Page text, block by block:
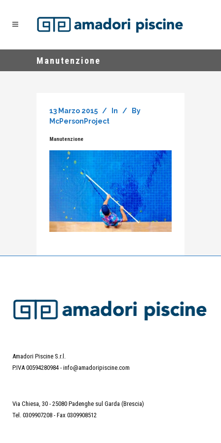
Manutenzione
13 Marzo 2015 In
By
McPersonProject
Manutenzione
Amadori Piscine S.r.l.
P.IVA 00594280984 - info@amadoripiscine.com
Via Chiesa, 30 - 25080 Padenghe sul Garda (Brescia)
Tel. 0309907208 - Fax 0309908512